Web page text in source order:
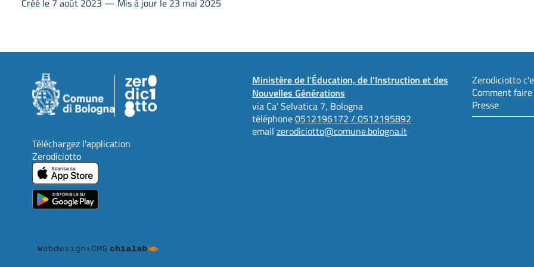
Créé le 7 août 2023 — Mis à jour le 23 mai 2025
Ministère de l'Éducation, de l'Instruction et des
Nouvelles Générations
via Ca' Selvatica 7, Bologna
téléphone0512196172 / 0512195892
email zerodiciotto@comune.bologna.it
Zerodiciotto
Comment
Presse
Téléchargez l'application
Zerodiciotto